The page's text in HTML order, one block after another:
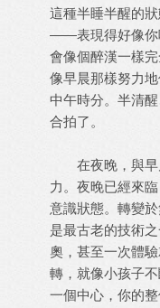
這種半睡半醒的
——表現得好像你
會像個醉漢一樣
像早晨那樣努力
中午時分。半清
合拍了。
在夜晚，與早
力。夜晚已經來
意識狀態。轉變
是最古老的技術
奧，甚至一次體
轉，就像小孩子
一個中心，你的